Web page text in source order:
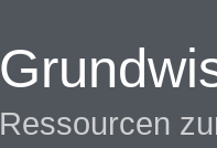
Ressourcen